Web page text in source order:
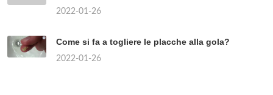
2022-01-26
Come si fa a togliere le placche alla gola?
2022-01-26